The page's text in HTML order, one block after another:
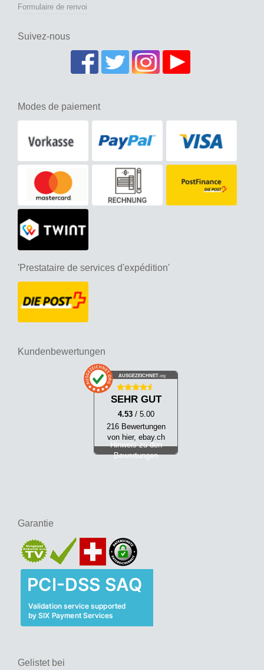
Formulaire de renvoi
Suivez-nous
Modes de paiement
'Prestataire de services d'expédition'
Kundenbewertungen
AUSGEZEICHNET .org
SEHR GUT
4.53 / 5.00
216 Bewertungen
von hier, ebay.ch
Hinweis zu den
Bewertungen
Garantie
Gelistet bei